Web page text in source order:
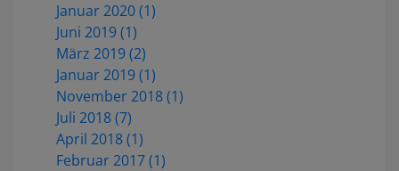
Januar 2020 (1)
Juni 2019 (1)
März 2019 (2)
Januar 2019 (1)
November 2018 (1)
Juli 2018 (7)
April 2018 (1)
Februar 2017 (1)